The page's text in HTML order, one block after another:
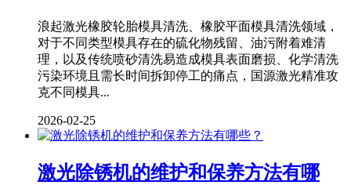
浪起激光橡胶轮胎模具清洗、橡胶平面模具清洗领域，
对于不同类型模具存在的硫化物残留、油污附着难清
理，以及传统喷砂清洗易造成模具表面磨损、化学清洗
污染环境且需长时间拆卸停工的痛点，国源激光精准攻
克不同模具...
2026-02-25
激光除锈机的维护和保养方法有哪